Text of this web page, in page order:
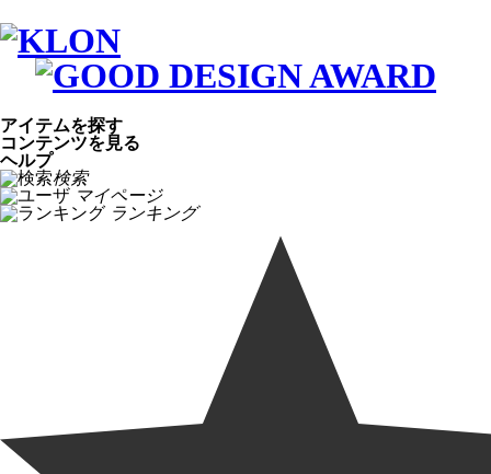
アイテムを探す
コンテンツを見る
ヘルプ
検索
マイページ
ランキング